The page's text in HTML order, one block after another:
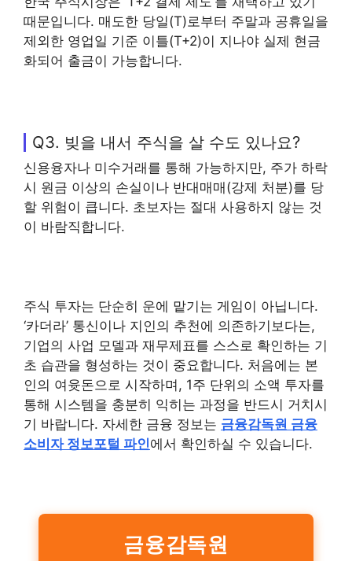
때문입니다. 매도한 당일(T)로부터 주말과 공휴일을
제외한 영업일 기준 이틀(T+2)이 지나야 실제 현금
화되어 출금이 가능합니다.
Q3. 빚을 내서 주식을 살 수도 있나요?
신용융자나 미수거래를 통해 가능하지만, 주가 하락
시 원금 이상의 손실이나 반대매매(강제 처분)를 당
할 위험이 큽니다. 초보자는 절대 사용하지 않는 것
이 바람직합니다.
주식 투자는 단순히 운에 맡기는 게임이 아닙니다.
‘카더라’ 통신이나 지인의 추천에 의존하기보다는,
기업의 사업 모델과 재무제표를 스스로 확인하는 기
초 습관을 형성하는 것이 중요합니다. 처음에는 본
인의 여윳돈으로 시작하며, 1주 단위의 소액 투자를
통해 시스템을 충분히 익히는 과정을 반드시 거치시
기 바랍니다. 자세한 금융 정보는 금융감독원 금융
소비자 정보포털 파인에서 확인하실 수 있습니다.
금융감독원